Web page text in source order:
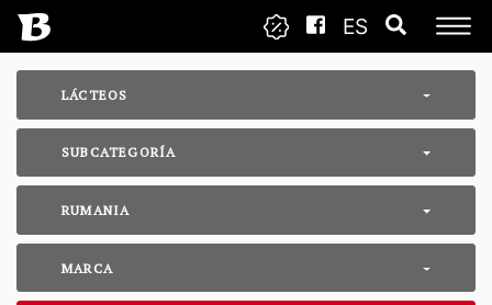
ES
LÁCTEOS
SUBCATEGORÍA
RUMANIA
MARCA